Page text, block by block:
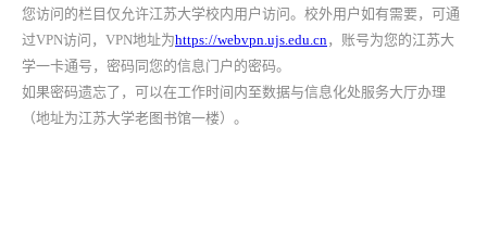
您访问的栏目仅允许江苏大学校内用户访问。校外用户如有需要，可通
过VPN访问，VPN地址为https://webvpn.ujs.edu.cn，账号为您的江苏大
学一卡通号，密码同您的信息门户的密码。
如果密码遗忘了，可以在工作时间内至数据与信息化处服务大厅办理
（地址为江苏大学老图书馆一楼）。